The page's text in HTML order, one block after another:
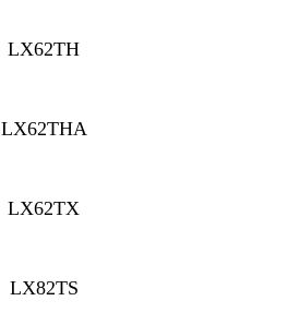
LX62TH
LX62THA
LX62TX
LX82TS